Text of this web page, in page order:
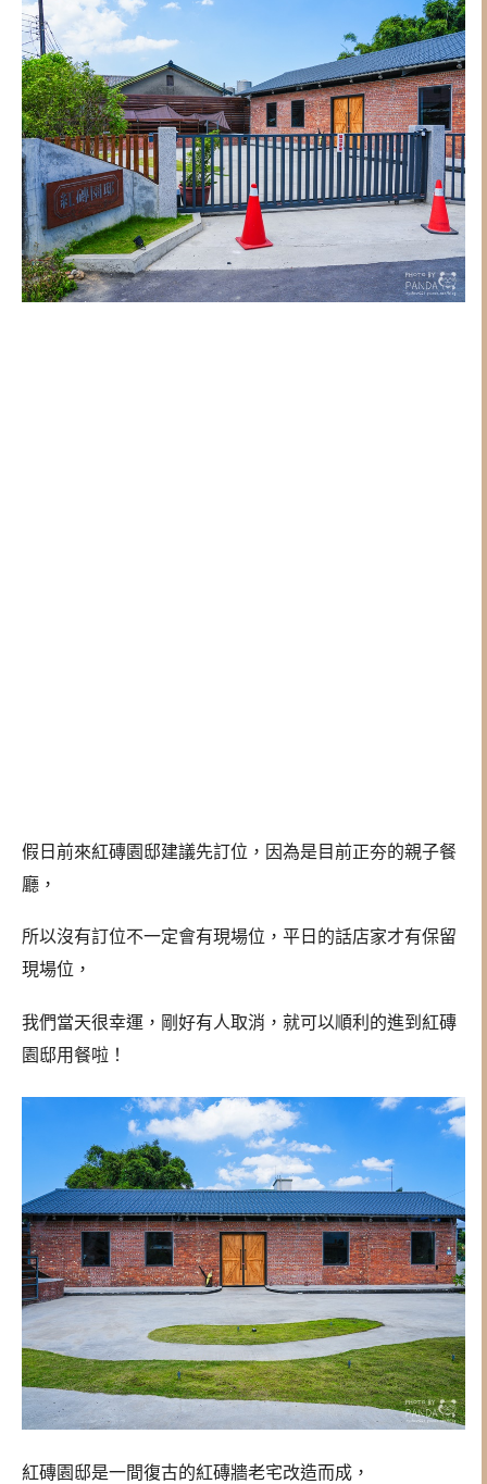
假日前來紅磚園邸建議先訂位，因為是目前正夯的親子餐
廳，
所以沒有訂位不一定會有現場位，平日的話店家才有保留
現場位，
我們當天很幸運，剛好有人取消，就可以順利的進到紅磚
園邸用餐啦！
紅磚園邸是一間復古的紅磚牆老宅改造而成，